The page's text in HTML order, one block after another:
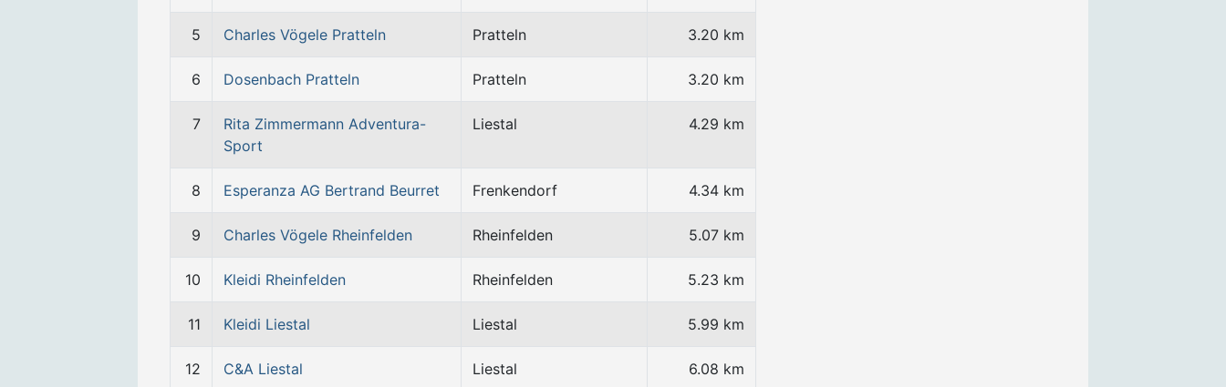
5 Charles Vögele Pratteln Pratteln 3.20 km
6 Dosenbach Pratteln Pratteln 3.20 km
7
Rita Zimmermann Adventura-
Sport
Liestal 4.29 km
8 Esperanza AG Bertrand Beurret Frenkendorf 4.34 km
9 Charles Vögele Rheinfelden Rheinfelden 5.07 km
10 Kleidi Rheinfelden Rheinfelden 5.23 km
11 Kleidi Liestal Liestal 5.99 km
12 C&A Liestal Liestal 6.08 km